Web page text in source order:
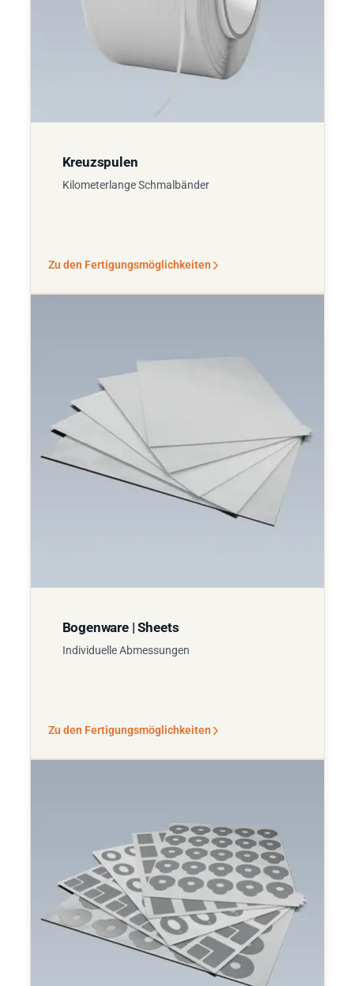
Kreuzspulen
Kilometerlange Schmalbänder
Zu den Fertigungsmöglichkeiten
Bogenware | Sheets
Individuelle Abmessungen
Zu den Fertigungsmöglichkeiten